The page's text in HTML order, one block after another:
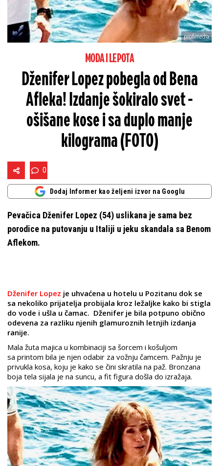
profimedia
MODA I LEPOTA
Dženifer Lopez pobegla od Bena
Afleka! Izdanje šokiralo svet -
ošišane kose i sa duplo manje
kilograma (FOTO)
0
Dodaj Informer kao željeni izvor na Googlu
Pevačica Dženifer Lopez (54) uslikana je sama bez
porodice na putovanju u Italiji u jeku skandala sa Benom
Aflekom.
Dženifer Lopez je uhvaćena u hotelu u Pozitanu dok se
sa nekoliko prijatelja probijala kroz ležaljke kako bi stigla
do vode i ušla u čamac. Dženifer je bila potpuno obično
odevena za razliku njenih glamuroznih letnjih izdanja
ranije.
Mala žuta majica u kombinaciji sa šorcem i košuljom
sa printom bila je njen odabir za vožnju čamcem. Pažnju je
privukla kosa, koju je kako se čini skratila na paž. Bronzana
boja tela sijala je na suncu, a fit figura došla do izražaja.